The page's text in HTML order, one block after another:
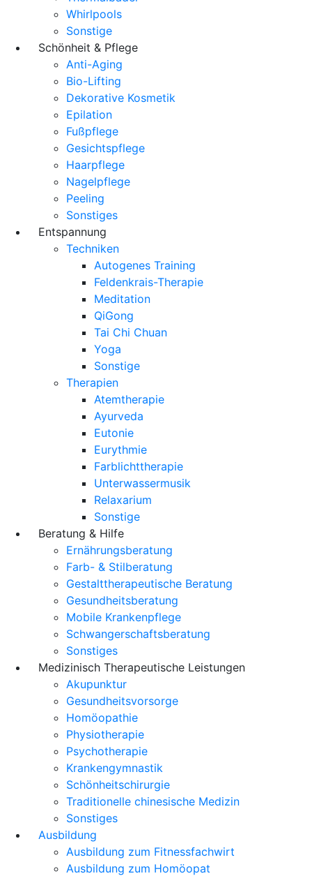
Whirlpools
Sonstige
Schönheit & Pflege
Anti-Aging
Bio-Lifting
Dekorative Kosmetik
Epilation
Fußpflege
Gesichtspflege
Haarpflege
Nagelpflege
Peeling
Sonstiges
Entspannung
Techniken
Autogenes Training
Feldenkrais-Therapie
Meditation
QiGong
Tai Chi Chuan
Yoga
Sonstige
Therapien
Atemtherapie
Ayurveda
Eutonie
Eurythmie
Farblichttherapie
Unterwassermusik
Relaxarium
Sonstige
Beratung & Hilfe
Ernährungsberatung
Farb- & Stilberatung
Gestalttherapeutische Beratung
Gesundheitsberatung
Mobile Krankenpflege
Schwangerschaftsberatung
Sonstiges
Medizinisch Therapeutische Leistungen
Akupunktur
Gesundheitsvorsorge
Homöopathie
Physiotherapie
Psychotherapie
Krankengymnastik
Schönheitschirurgie
Traditionelle chinesische Medizin
Sonstiges
Ausbildung
Ausbildung zum Fitnessfachwirt
Ausbildung zum Homöopat